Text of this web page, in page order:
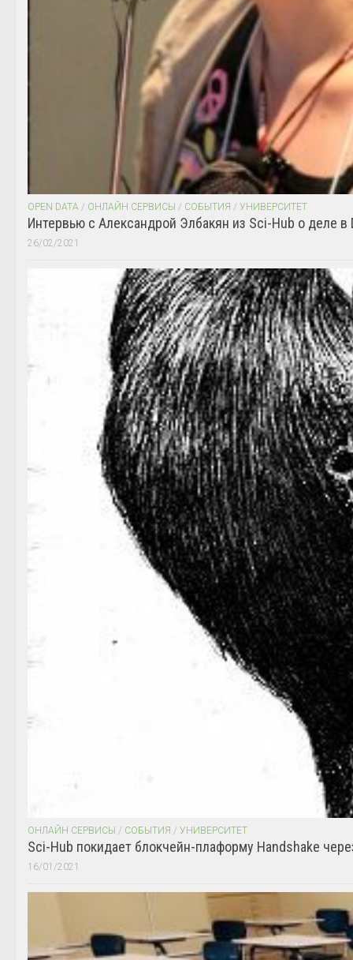
OPEN DATA / ОНЛАЙН СЕРВИСЫ / СОБЫТИЯ / УНИВЕРСИТЕТ
Интервью с Александрой Элбакян из Sci-Hub о деле в
26/02/2021
ОНЛАЙН СЕРВИСЫ / СОБЫТИЯ / УНИВЕРСИТЕТ
Sci-Hub покидает блокчейн-плаформу Handshake
16/01/2021